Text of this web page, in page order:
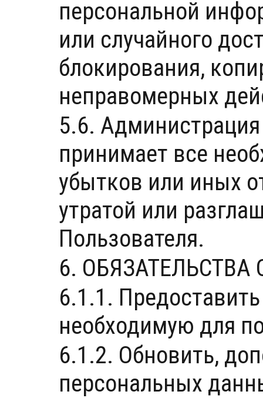
персональной
или случайного
блокирования,
неправомерных
5.6.
принимает все
убытков или иных
утратой или
Пользователя.
6. ОБЯЗАТЕЛЬСТВА
6.1.1.
необходимую для
6.1.2. Обновить,
персональных